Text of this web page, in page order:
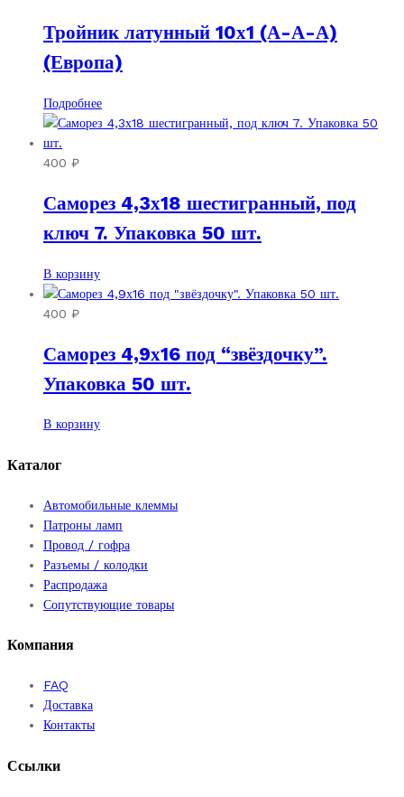
Тройник латунный 10х1 (А-А-А)
(Европа)
Подробнее
400 ₽
Саморез 4,3х18 шестигранный, под
ключ 7. Упаковка 50 шт.
В корзину
400 ₽
Саморез 4,9х16 под “звёздочку”.
Упаковка 50 шт.
В корзину
Каталог
Автомобильные клеммы
Патроны ламп
Провод / гофра
Разъемы / колодки
Распродажа
Сопутствующие товары
Компания
FAQ
Доставка
Контакты
Ссылки